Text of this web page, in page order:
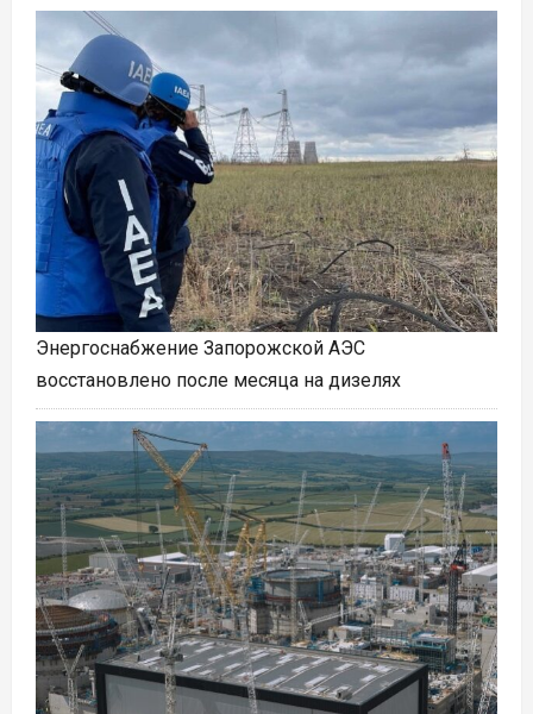
Энергоснабжение Запорожской АЭС
восстановлено после месяца на дизелях